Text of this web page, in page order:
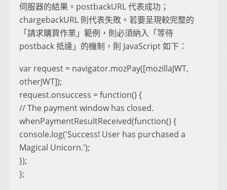
伺服器的結果。postbackURL 代表成功；
chargebackURL 則代表失敗。若要呈現較完整的
「請求購買作業」範例，則必須納入「等待
postback 抵達」的機制，則 JavaScript 如下：
var request = navigator.mozPay([mozillaJWT,
otherJWT]);
request.onsuccess = function() {
// The payment window has closed.
whenPaymentResultReceived(function() {
console.log('Success! User has purchased a
Magical Unicorn.');
});
};